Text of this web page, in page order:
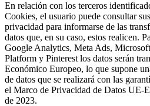
En relación con los terceros
Cookies, el usuario puede consultar
privacidad para informarse de las
datos que, en su caso, estos realicen.
Google Analytics, Meta Ads,
Platform y Pinterest los datos serán
Económico Europeo, lo que supone
de datos que se realizará con las
el Marco de Privacidad de Datos UE-
de 2023.